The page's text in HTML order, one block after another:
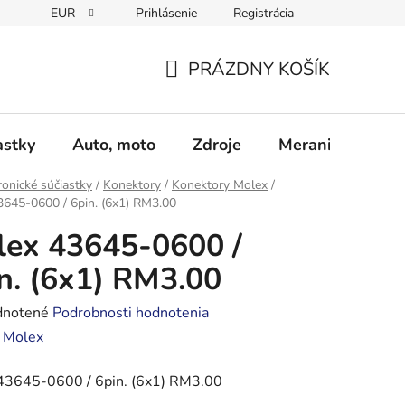
Obchodné podmienky Podmienky ochrany osobných údajov
EUR Prihlásenie Registrácia
KOŠÍK
PRÁZDNY KOŠÍK
Auto, moto Zdroje Meranie -
súčiastky / Konektory / Konektory Molex /
0600 / 6pin. (6x1) RM3.00
43645-0600 /
(6x1) RM3.00
Podrobnosti hodnotenia
Molex
0600 / 6pin. (6x1) RM3.00